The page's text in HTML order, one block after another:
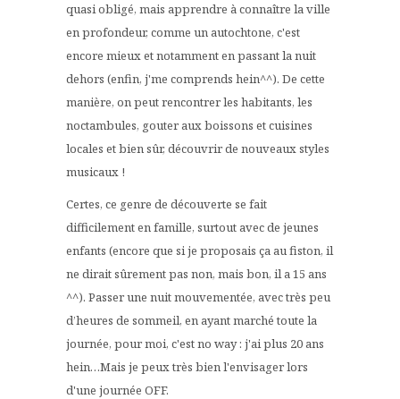
quasi obligé, mais apprendre à connaître la ville
en profondeur, comme un autochtone, c'est
encore mieux et notamment en passant la nuit
dehors (enfin, j'me comprends hein^^). De cette
manière, on peut rencontrer les habitants, les
noctambules, gouter aux boissons et cuisines
locales et bien sûr, découvrir de nouveaux styles
musicaux !
Certes, ce genre de découverte se fait
difficilement en famille, surtout avec de jeunes
enfants (encore que si je proposais ça au fiston, il
ne dirait sûrement pas non, mais bon, il a 15 ans
^^). Passer une nuit mouvementée, avec très peu
d’heures de sommeil, en ayant marché toute la
journée, pour moi, c'est no way : j'ai plus 20 ans
hein…Mais je peux très bien l'envisager lors
d'une journée OFF.